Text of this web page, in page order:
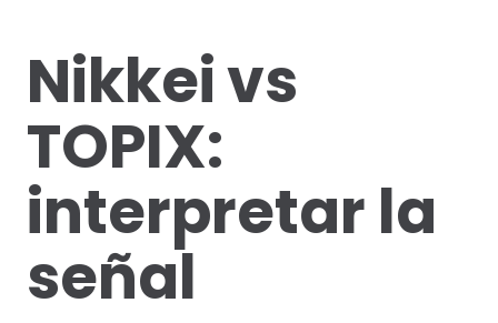
Nikkei vs
TOPIX:
interpretar la
señal